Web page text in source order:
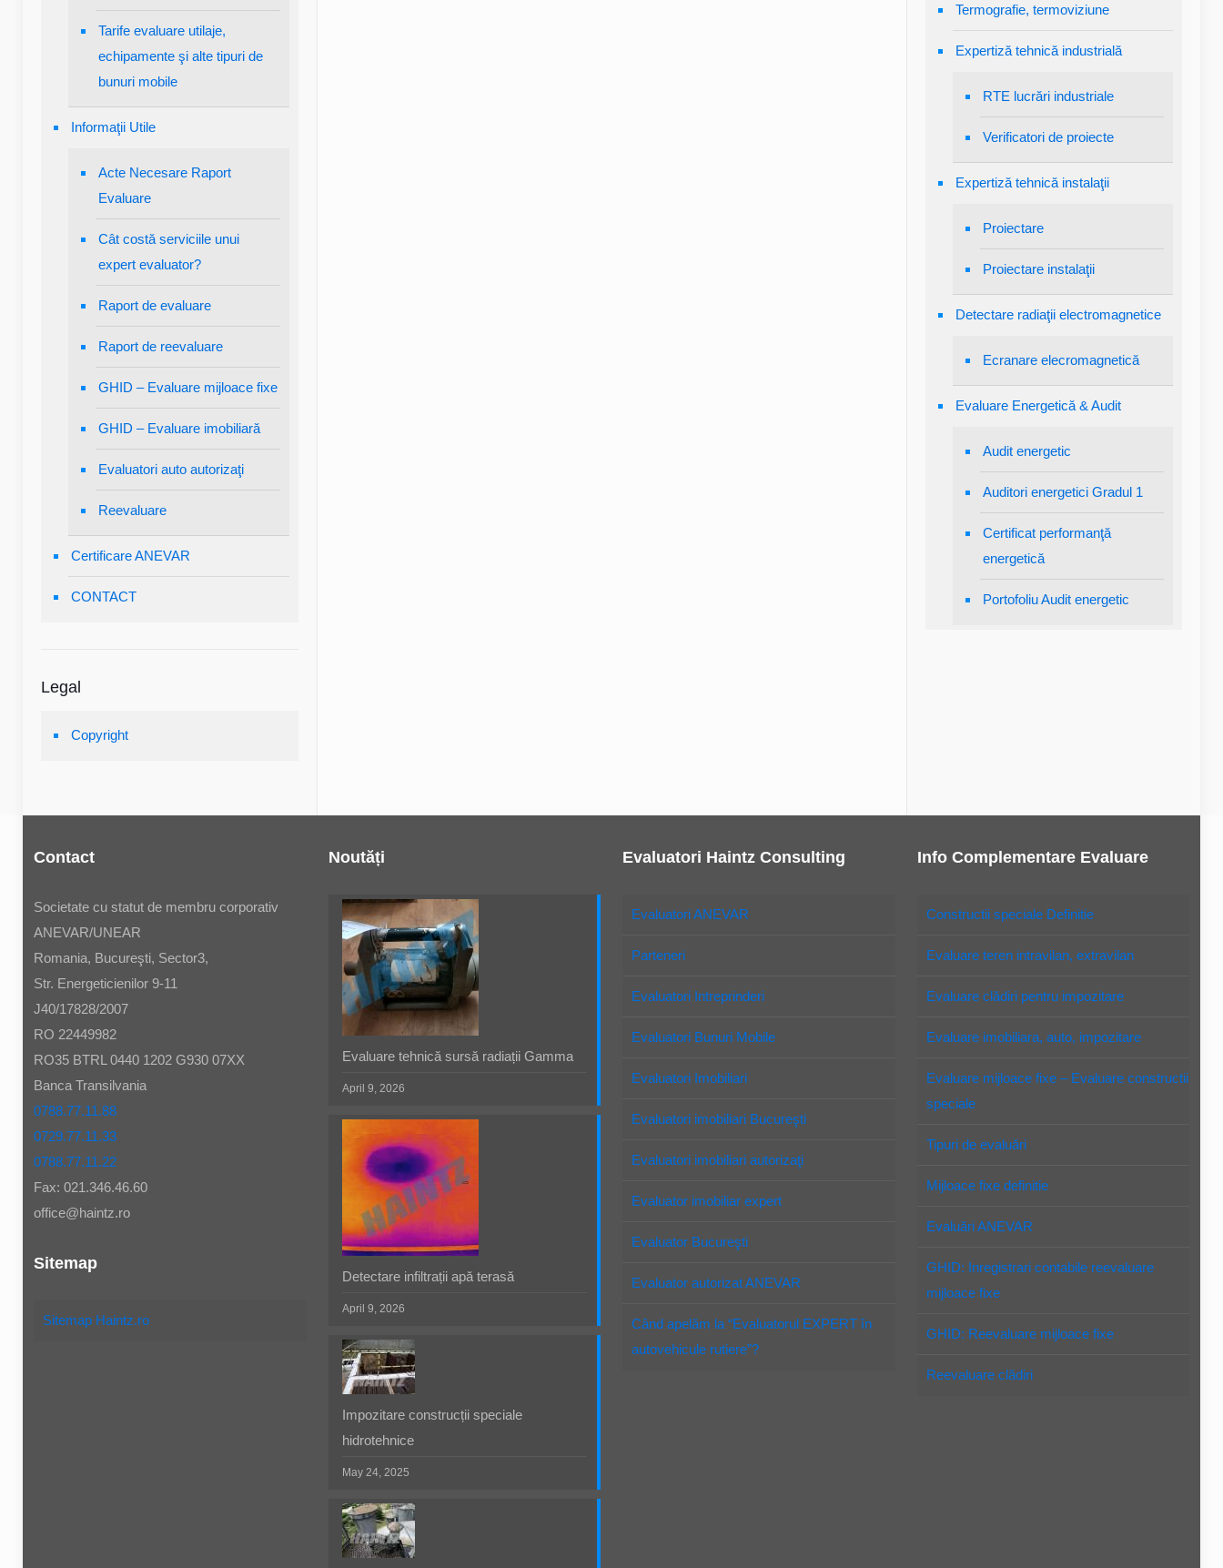
Tarife evaluare utilaje,
echipamente şi alte tipuri de
bunuri mobile
Informaţii Utile
Acte Necesare Raport
Evaluare
Cât costă serviciile unui
expert evaluator?
Raport de evaluare
Raport de reevaluare
GHID – Evaluare mijloace fixe
GHID – Evaluare imobiliară
Evaluatori auto autorizaţi
Reevaluare
Certificare ANEVAR
CONTACT
Legal
Copyright
Termografie, termoviziune
Expertiză tehnică industrială
RTE lucrări industriale
Verificatori de proiecte
Expertiză tehnică instalaţii
Proiectare
Proiectare instalaţii
Detectare radiaţii electromagnetice
Ecranare elecromagnetică
Evaluare Energetică & Audit
Audit energetic
Auditori energetici Gradul 1
Certificat performanţă
energetică
Portofoliu Audit energetic
Contact
Societate cu statut de membru corporativ
ANEVAR/UNEAR
Romania, Bucureşti, Sector3,
Str. Energeticienilor 9-11
J40/17828/2007
RO 22449982
RO35 BTRL 0440 1202 G930 07XX
Banca Transilvania
0788.77.11.88
0729.77.11.33
0788.77.11.22
Fax: 021.346.46.60
office@haintz.ro
Sitemap
Sitemap Haintz.ro
Noutăți
Evaluare tehnică sursă radiații Gamma
April 9, 2026
Detectare infiltrații apă terasă
April 9, 2026
Impozitare construcții speciale
hidrotehnice
May 24, 2025
Evaluatori Haintz Consulting
Evaluatori ANEVAR
Parteneri
Evaluatori Intreprinderi
Evaluatori Bunuri Mobile
Evaluatori Imobiliari
Evaluatori imobiliari Bucureşti
Evaluatori imobiliari autorizaţi
Evaluator imobiliar expert
Evaluator Bucureşti
Evaluator autorizat ANEVAR
Când apelăm la “Evaluatorul EXPERT în
autovehicule rutiere”?
Info Complementare Evaluare
Constructii speciale Definitie
Evaluare teren intravilan, extravilan
Evaluare clădiri pentru impozitare
Evaluare imobiliara, auto, impozitare
Evaluare mijloace fixe – Evaluare constructii
speciale
Tipuri de evaluări
Mijloace fixe definitie
Evaluări ANEVAR
GHID: Inregistrari contabile reevaluare
mijloace fixe
GHID: Reevaluare mijloace fixe
Reevaluare clădiri